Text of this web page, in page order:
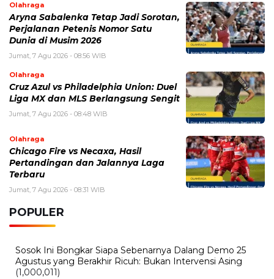
Olahraga
Aryna Sabalenka Tetap Jadi Sorotan,
Perjalanan Petenis Nomor Satu
Dunia di Musim 2026
Jumat, 7 Agu 2026 - 08:56 WIB
Olahraga
Cruz Azul vs Philadelphia Union: Duel
Liga MX dan MLS Berlangsung Sengit
Jumat, 7 Agu 2026 - 08:48 WIB
Olahraga
Chicago Fire vs Necaxa, Hasil
Pertandingan dan Jalannya Laga
Terbaru
Jumat, 7 Agu 2026 - 08:31 WIB
POPULER
Sosok Ini Bongkar Siapa Sebenarnya Dalang Demo 25
Agustus yang Berakhir Ricuh: Bukan Intervensi Asing
(1,000,011)